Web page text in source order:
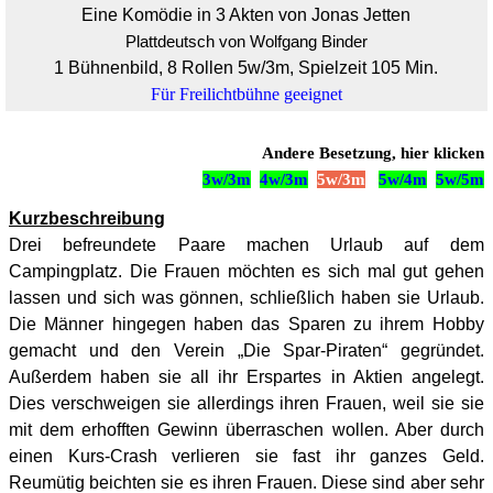
Eine Komödie in 3 Akten von Jonas Jetten
Plattdeutsch von Wolfgang Binder
1 Bühnenbild, 8 Rollen 5w/3m, Spielzeit 105 Min.
Für Freilichtbühne geeignet
Andere Besetzung, hier klicken
3w/3m 4w/3m 5w/3m 5w/4m 5w/5m
Kurzbeschreibung
Drei befreundete Paare machen Urlaub auf dem
Campingplatz. Die Frauen möchten es sich mal gut gehen
lassen und sich was gönnen, schließlich haben sie Urlaub.
Die Männer hingegen haben das Sparen zu ihrem Hobby
gemacht und den Verein „Die Spar-Piraten“ gegründet.
Außerdem haben sie all ihr Erspartes in Aktien angelegt.
Dies verschweigen sie allerdings ihren Frauen, weil sie sie
mit dem erhofften Gewinn überraschen wollen. Aber durch
einen Kurs-Crash verlieren sie fast ihr ganzes Geld.
Reumütig beichten sie es ihren Frauen. Diese sind aber sehr